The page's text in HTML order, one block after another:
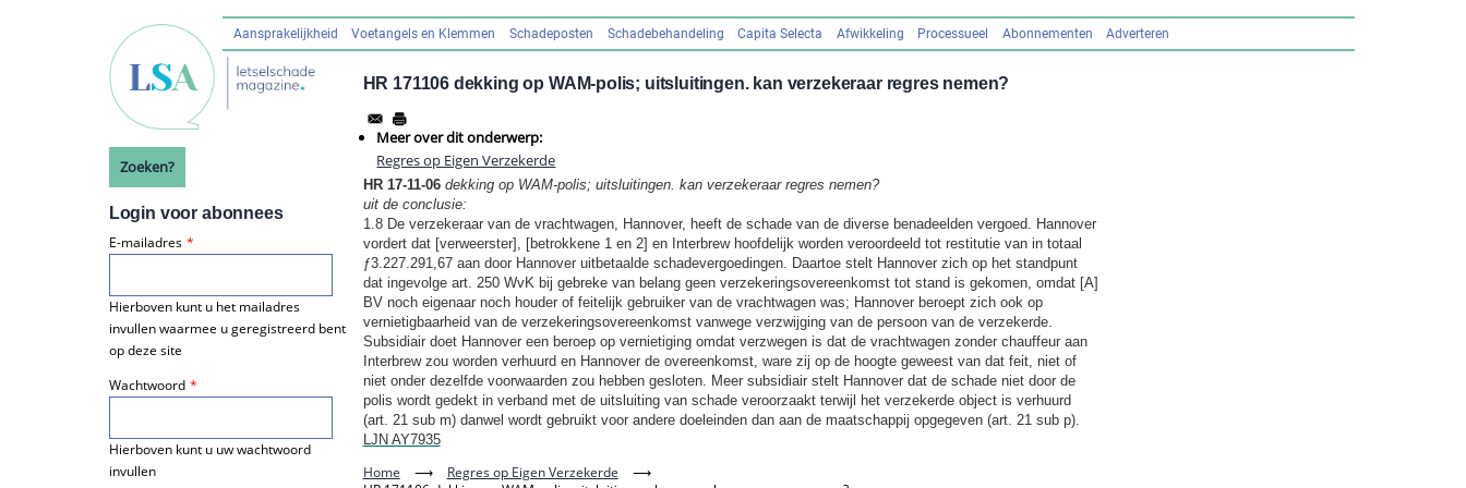
Hoofdnavigatie
Aansprakelijkheid Voetangels en Klemmen Schadeposten Schadebehandeling Capita Selecta Afwikkeling Processueel Abonnementen Adverteren
HR 171106 dekking op WAM-polis; uitsluitingen. kan verzekeraar regres nemen?
Meer over dit onderwerp:
Regres op Eigen Verzekerde
HR 17-11-06 dekking op WAM-polis; uitsluitingen. kan verzekeraar regres nemen?
uit de conclusie:
1.8 De verzekeraar van de vrachtwagen, Hannover, heeft de schade van de diverse benadeelden vergoed. Hannover
vordert dat [verweerster], [betrokkene 1 en 2] en Interbrew hoofdelijk worden veroordeeld tot restitutie van in totaal
ƒ3.227.291,67 aan door Hannover uitbetaalde schadevergoedingen. Daartoe stelt Hannover zich op het standpunt
dat ingevolge art. 250 WvK bij gebreke van belang geen verzekeringsovereenkomst tot stand is gekomen, omdat [A]
BV noch eigenaar noch houder of feitelijk gebruiker van de vrachtwagen was; Hannover beroept zich ook op
vernietigbaarheid van de verzekeringsovereenkomst vanwege verzwijging van de persoon van de verzekerde.
Subsidiair doet Hannover een beroep op vernietiging omdat verzwegen is dat de vrachtwagen zonder chauffeur aan
Interbrew zou worden verhuurd en Hannover de overeenkomst, ware zij op de hoogte geweest van dat feit, niet of
niet onder dezelfde voorwaarden zou hebben gesloten. Meer subsidiair stelt Hannover dat de schade niet door de
polis wordt gedekt in verband met de uitsluiting van schade veroorzaakt terwijl het verzekerde object is verhuurd
(art. 21 sub m) danwel wordt gebruikt voor andere doeleinden dan aan de maatschappij opgegeven (art. 21 sub p).
LJN AY7935
Home ⟶ Regres op Eigen Verzekerde
⟶
Zoeken?
Login voor abonnees
E-mailadres
Hierboven kunt u het mailadres
invullen waarmee u geregistreerd bent
op deze site
Wachtwoord
Hierboven kunt u uw wachtwoord
invullen